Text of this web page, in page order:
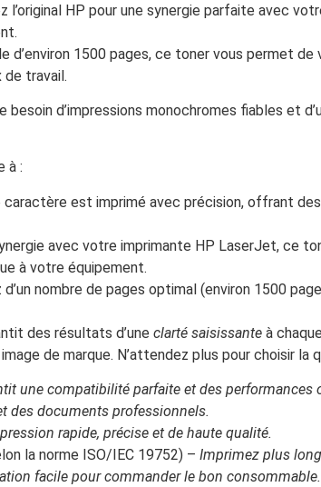
HP pour une synergie parfaite avec
1500 pages, ce toner vous permet
travail.
besoin d’impressions monochromes fiables et
à :
caractère est imprimé avec précision, offrant
avec votre imprimante HP LaserJet, ce
à votre équipement.
nombre de pages optimal (environ 1500
des résultats d’une clarté saisissante à
de marque. N’attendez plus pour choisir
une compatibilité parfaite et des performances
des documents professionnels.
rapide, précise et de haute qualité.
la norme ISO/IEC 19752) – Imprimez plus
facile pour commander le bon consommable.